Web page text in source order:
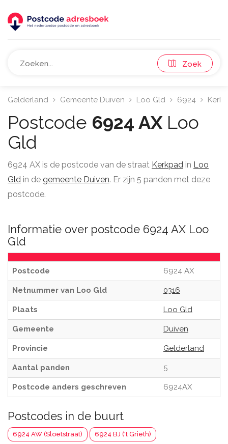
Zoek
Gelderland Gemeente Duiven Loo Gld 6924
Postcode 6924 AX Loo
Gld
6924 AX is de postcode van de straat Kerkpad in Loo
Gld in de gemeente Duiven. Er zijn 5 panden met deze
postcode.
Informatie over postcode 6924 AX Loo
Gld
Postcode 6924 AX
Netnummer van Loo Gld 0316
Plaats Loo Gld
Gemeente Duiven
Provincie Gelderland
Aantal panden 5
Postcode anders geschreven 6924AX
Postcodes in de buurt
6924 AW (Sloetstraat) 6924 BJ ('t Grieth)